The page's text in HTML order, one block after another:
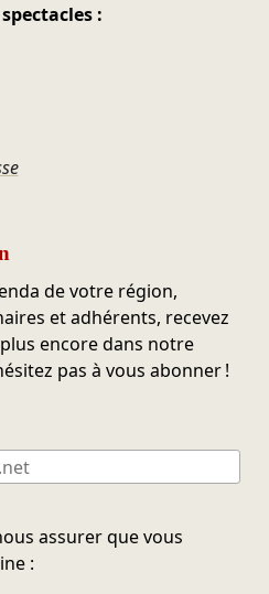
:
de votre région,
et adhérents, recevez
encore dans notre
pas à vous abonner !
assurer que vous
: